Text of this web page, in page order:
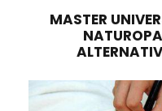
MASTER